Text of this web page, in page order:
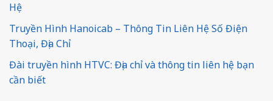
Hệ
Truyền Hình Hanoicab – Thông Tin Liên Hệ Số Điện
Thoại, Địa Chỉ
Đài truyền hình HTVC: Địa chỉ và thông tin liên hệ bạn
cần biết